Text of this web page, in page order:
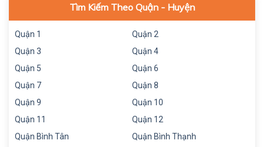
Tìm Kiếm Theo Quận - Huyện
Quận 1
Quận 2
Quận 3
Quận 4
Quận 5
Quận 6
Quận 7
Quận 8
Quận 9
Quận 10
Quận 11
Quận 12
Quận Bình Tân
Quận Bình Thạnh